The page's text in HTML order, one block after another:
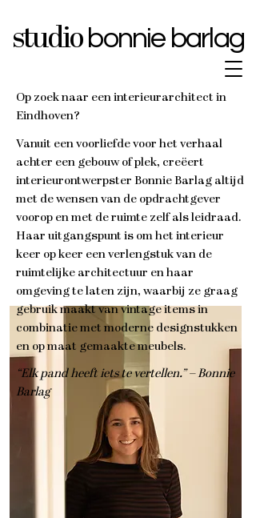
studiobonnie barlag
Vanuit een voorliefde voor het verhaal
achter een gebouw of plek, creëert
interieurontwerpster Bonnie Barlag altijd
met de wensen van de opdrachtgever
voorop en met de ruimte zelf als leidraad.
Haar uitgangspunt is om het interieur
keer op keer een verlengstuk van de
ruimtelijke architectuur en haar
omgeving te laten zijn, waarbij ze graag
gebruik maakt van vintage items in
combinatie met moderne designstukken
en op maat gemaakte meubels.
“Elk pand heeft iets te vertellen.” – Bonnie
Barlag
Op zoek naar een interieurarchitect in
Eindhoven?